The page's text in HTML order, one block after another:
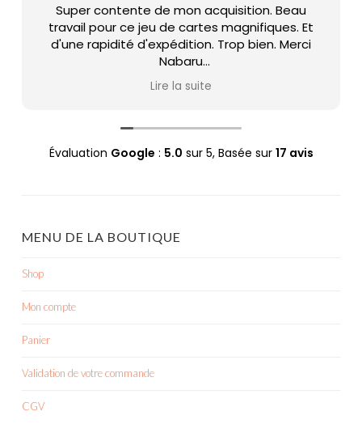
Super contente de mon acquisition. Beau
travail pour ce jeu de cartes magnifiques. Et
d'une rapidité d'expédition. Trop bien. Merci
Nabaru
Pascale
Lire la suite
Évaluation Google : 5.0 sur 5, Basée sur 17 avis
MENU DE LA BOUTIQUE
Shop
Mon compte
Panier
Validation de votre commande
CGV